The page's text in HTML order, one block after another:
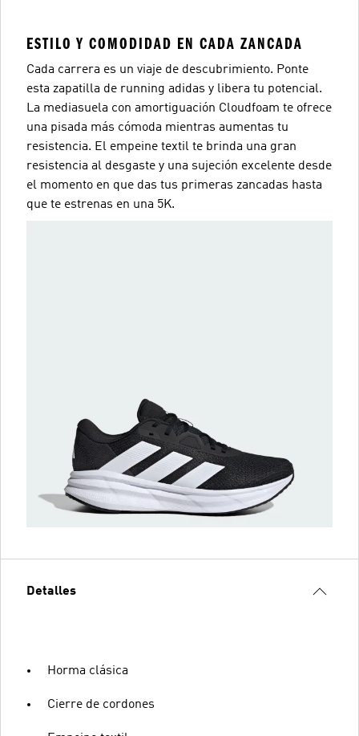
ESTILO Y COMODIDAD EN CADA ZANCADA
Cada carrera es un viaje de descubrimiento. Ponte
esta zapatilla de running adidas y libera tu potencial.
La mediasuela con amortiguación Cloudfoam te ofrece
una pisada más cómoda mientras aumentas tu
resistencia. El empeine textil te brinda una gran
resistencia al desgaste y una sujeción excelente desde
el momento en que das tus primeras zancadas hasta
que te estrenas en una 5K.
Detalles
Horma clásica
Cierre de cordones